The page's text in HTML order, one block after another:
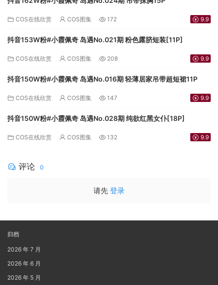
COS在线欣赏 COS图集 172 9.9
抖音153W粉#小霞佩奇 岛遇No.021期 粉色露脐短装[11P]
COS在线欣赏 COS图集 208 9.9
抖音150W粉#小霞佩奇 岛遇No.016期 轻薄居家吊带超短裙11P
COS在线欣赏 COS图集 147 9.9
抖音150W粉#小霞佩奇 岛遇No.028期 纯欲红黑女仆[18P]
COS在线欣赏 COS图集 132 9.9
评论 0
请先 登录
归档
2026 年 7 月
2026 年 6 月
2026 年 5 月